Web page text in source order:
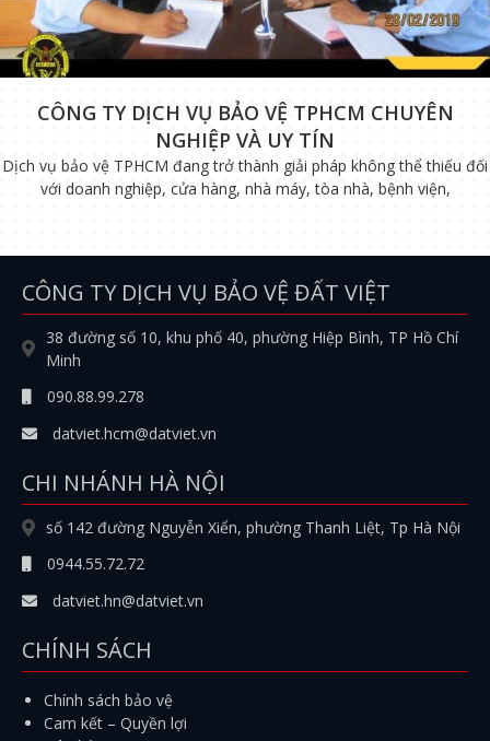
CÔNG TY DỊCH VỤ BẢO VỆ TPHCM CHUYÊN
NGHIỆP VÀ UY TÍN
Dịch vụ bảo vệ TPHCM đang trở thành giải pháp không thể thiếu đối
với doanh nghiệp, cửa hàng, nhà máy, tòa nhà, bệnh viện,
CÔNG TY DỊCH VỤ BẢO VỆ ĐẤT VIỆT
38 đường số 10, khu phố 40, phường Hiệp Bình, TP Hồ Chí
Minh
090.88.99.278
datviet.hcm@datviet.vn
CHI NHÁNH HÀ NỘI
số 142 đường Nguyễn Xiển, phường Thanh Liệt, Tp Hà Nội
0944.55.72.72
datviet.hn@datviet.vn
CHÍNH SÁCH
Chính sách bảo vệ
Cam kết – Quyền lợi